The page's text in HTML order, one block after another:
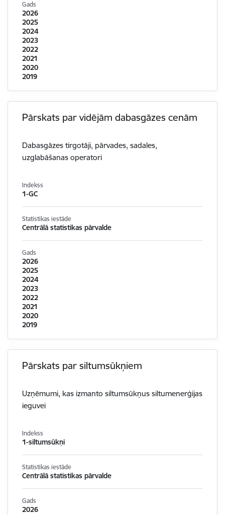
Gads
2026
2025
2024
2023
2022
2021
2020
2019
Pārskats par vidējām dabasgāzes cenām
Dabasgāzes tirgotāji, pārvades, sadales,
uzglabāšanas operatori
Indekss
1-GC
Statistikas iestāde
Centrālā statistikas pārvalde
Gads
2026
2025
2024
2023
2022
2021
2020
2019
Pārskats par siltumsūkņiem
Uzņēmumi, kas izmanto siltumsūkņus siltumenerģijas
ieguvei
Indekss
1-siltumsūkņi
Statistikas iestāde
Centrālā statistikas pārvalde
Gads
2026